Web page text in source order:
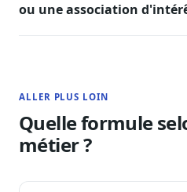
ou une association
ALLER PLUS LOIN
Quelle formule
métier ?